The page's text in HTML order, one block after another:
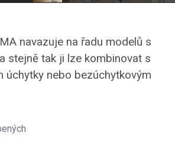
navazuje na řadu modelů s
stejně tak ji lze kombinovat s
úchytky nebo bezúchytkovým